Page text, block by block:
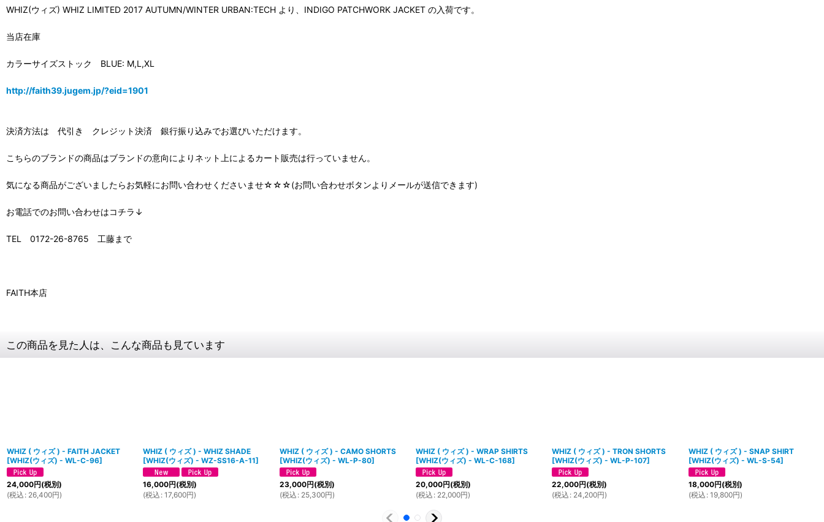
WHIZ(ウィズ) WHIZ LIMITED 2017 AUTUMN/WINTER URBAN:TECH より、INDIGO PATCHWORK JACKET の入荷です。
当店在庫
カラーサイズストック BLUE: M,L,XL
http://faith39.jugem.jp/?eid=1901
決済方法は 代引き クレジット決済 銀行振り込みでお選びいただけます。
こちらのブランドの商品はブランドの意向によりネット上によるカート販売は行っていません。
気になる商品がございましたらお気軽にお問い合わせくださいませ☆☆☆(お問い合わせボタンよりメールが送信できます)
お電話でのお問い合わせはコチラ↓
TEL 0172-26-8765 工藤まで
FAITH本店
この商品を見た人は、こんな商品も見ています
WHIZ ( ウィズ ) - FAITH JACKET
[WHIZ(ウィズ) - WL-C-96]
24,000円(税別)
(税込 : 26,400円)
WHIZ ( ウィズ ) - WHIZ SHADE
[WHIZ(ウィズ) - WZ-SS16-A-11]
16,000円(税別)
(税込 : 17,600円)
WHIZ ( ウィズ ) - CAMO SHORTS
[WHIZ(ウィズ) - WL-P-80]
23,000円(税別)
(税込 : 25,300円)
WHIZ ( ウィズ ) - WRAP SHIRTS
[WHIZ(ウィズ) - WL-C-168]
20,000円(税別)
(税込 : 22,000円)
WHIZ ( ウィズ ) - TRON SHORTS
[WHIZ(ウィズ) - WL-P-107]
22,000円(税別)
(税込 : 24,200円)
WHIZ ( ウィズ ) - SNAP SHIRT
[WHIZ(ウィズ) - WL-S-54]
18,000円(税別)
(税込 : 19,800円)